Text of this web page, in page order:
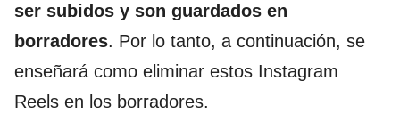
ser subidos y son guardados en
borradores. Por lo tanto, a continuación, se
enseñará como eliminar estos Instagram
Reels en los borradores.